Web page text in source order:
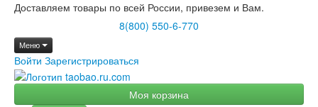
Доставляем товары по всей России, привезем и Вам.
8(800) 550-6-770
Меню
Войти Зарегистрироваться
Моя корзина